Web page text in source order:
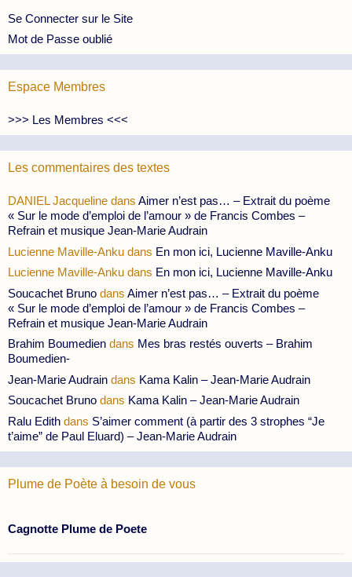
Se Connecter sur le Site
Mot de Passe oublié
Espace Membres
>>> Les Membres <<<
Les commentaires des textes
DANIEL Jacqueline dans Aimer n’est pas… – Extrait du poème
« Sur le mode d’emploi de l’amour » de Francis Combes –
Refrain et musique Jean-Marie Audrain
Lucienne Maville-Anku dans En mon ici, Lucienne Maville-Anku
Lucienne Maville-Anku dans En mon ici, Lucienne Maville-Anku
Soucachet Bruno dans Aimer n’est pas… – Extrait du poème
« Sur le mode d’emploi de l’amour » de Francis Combes –
Refrain et musique Jean-Marie Audrain
Brahim Boumedien dans Mes bras restés ouverts – Brahim
Boumedien-
Jean-Marie Audrain dans Kama Kalin – Jean-Marie Audrain
Soucachet Bruno dans Kama Kalin – Jean-Marie Audrain
Ralu Edith dans S’aimer comment (à partir des 3 strophes “Je
t’aime” de Paul Eluard) – Jean-Marie Audrain
Plume de Poète à besoin de vous
Cagnotte Plume de Poete